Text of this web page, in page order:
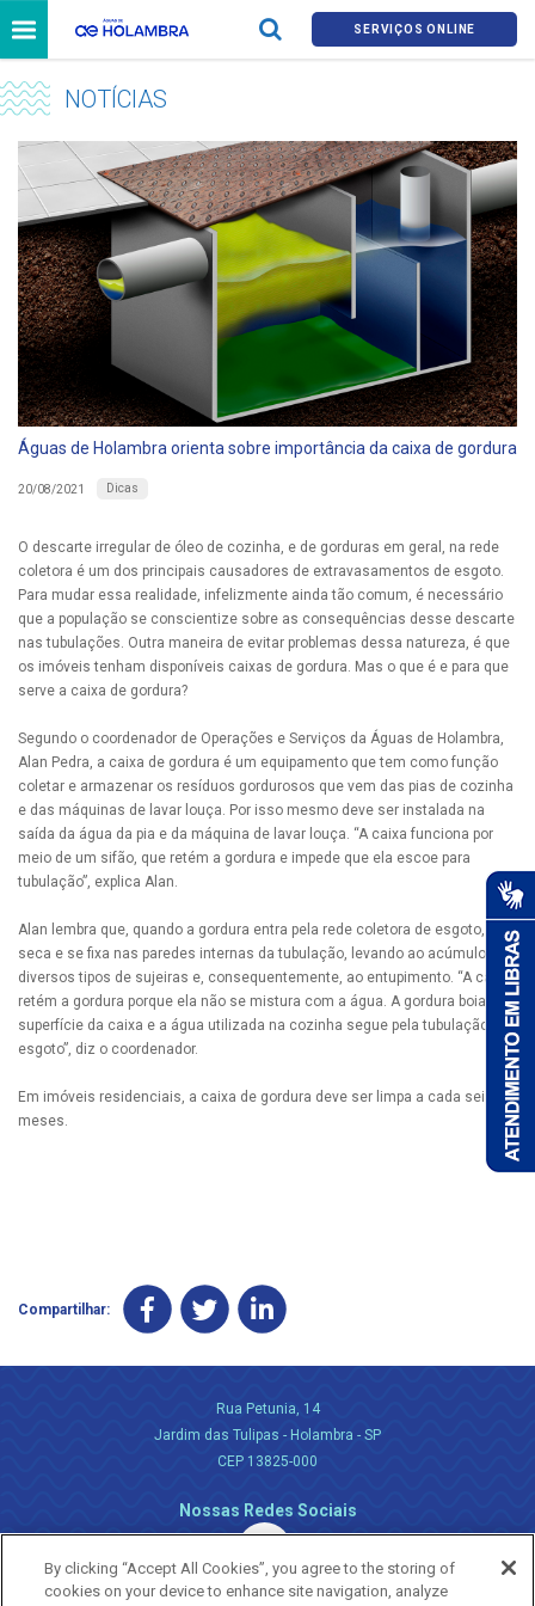
SERVIÇOS ONLINE
NOTÍCIAS
Águas de Holambra orienta sobre importância da caixa de gordura
20/08/2021 Dicas
O descarte irregular de óleo de cozinha, e de gorduras em geral, na rede
coletora é um dos principais causadores de extravasamentos de esgoto.
Para mudar essa realidade, infelizmente ainda tão comum, é necessário
que a população se conscientize sobre as consequências desse descarte
nas tubulações. Outra maneira de evitar problemas dessa natureza, é que
os imóveis tenham disponíveis caixas de gordura. Mas o que é e para que
serve a caixa de gordura?
Segundo o coordenador de Operações e Serviços da Águas de Holambra,
Alan Pedra, a caixa de gordura é um equipamento que tem como função
coletar e armazenar os resíduos gordurosos que vem das pias de cozinha
e das máquinas de lavar louça. Por isso mesmo deve ser instalada na
saída da água da pia e da máquina de lavar louça. “A caixa funciona por
meio de um sifão, que retém a gordura e impede que ela escoe para
tubulação”, explica Alan.
Alan lembra que, quando a gordura entra pela rede coletora de esgoto,
seca e se fixa nas paredes internas da tubulação, levando ao acúmulo de
diversos tipos de sujeiras e, consequentemente, ao entupimento. “A caixa
retém a gordura porque ela não se mistura com a água. A gordura boia na
superfície da caixa e a água utilizada na cozinha segue pela tubulação de
esgoto”, diz o coordenador.
Em imóveis residenciais, a caixa de gordura deve ser limpa a cada seis
meses.
Compartilhar:
Rua Petunia, 14
Jardim das Tulipas - Holambra - SP
CEP 13825-000
Nossas Redes Sociais
By clicking “Accept All Cookies”, you agree to the storing of
cookies on your device to enhance site navigation, analyze